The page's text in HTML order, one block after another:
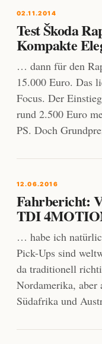
02.11.2014
Test Škoda
Kompakte
… dann für den
15.000 Euro. Das
Focus. Der
rund 2.500 Euro
PS. Doch
12.06.2016
Fahrbericht:
TDI
… habe ich
Pick-Ups sind
da traditionell
Nordamerika,
Südafrika und